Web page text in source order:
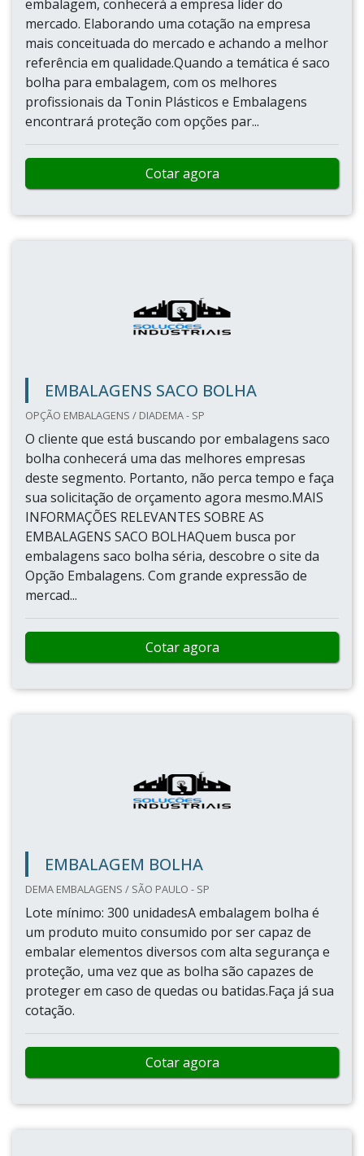
embalagem, conhecerá a empresa líder do
mercado. Elaborando uma cotação na empresa
mais conceituada do mercado e achando a melhor
referência em qualidade.Quando a temática é saco
bolha para embalagem, com os melhores
profissionais da Tonin Plásticos e Embalagens
encontrará proteção com opções par...
Cotar agora
EMBALAGENS SACO BOLHA
OPÇÃO EMBALAGENS / DIADEMA - SP
O cliente que está buscando por embalagens saco
bolha conhecerá uma das melhores empresas
deste segmento. Portanto, não perca tempo e faça
sua solicitação de orçamento agora mesmo.MAIS
INFORMAÇÕES RELEVANTES SOBRE AS
EMBALAGENS SACO BOLHAQuem busca por
embalagens saco bolha séria, descobre o site da
Opção Embalagens. Com grande expressão de
mercad...
Cotar agora
EMBALAGEM BOLHA
DEMA EMBALAGENS / SÃO PAULO - SP
Lote mínimo: 300 unidadesA embalagem bolha é
um produto muito consumido por ser capaz de
embalar elementos diversos com alta segurança e
proteção, uma vez que as bolha são capazes de
proteger em caso de quedas ou batidas.Faça já sua
cotação.
Cotar agora